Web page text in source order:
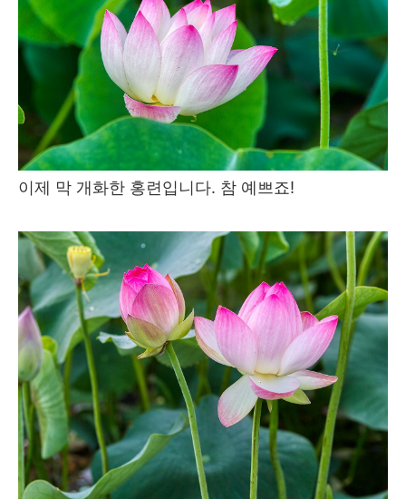
이제 막 개화한 홍련입니다. 참 예쁘죠!